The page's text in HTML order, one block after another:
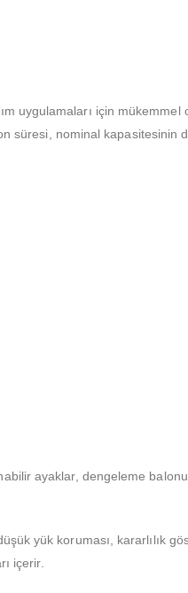
uygulamaları için
süresi, nominal kapasitesinin
ayaklar, dengeleme balonu
yük koruması, kararlılık
içerir.